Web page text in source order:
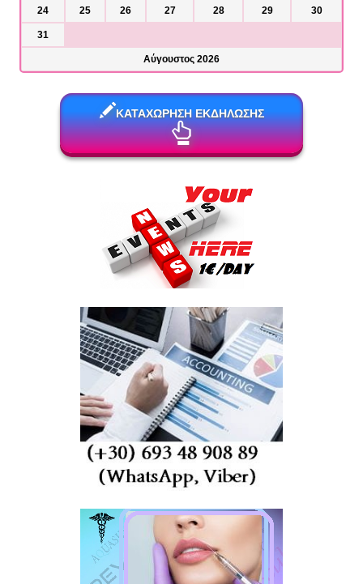
24 25 26 27 28 29 30
31
Αύγουστος 2026
ΚΑΤΑΧΩΡΗΣΗ ΕΚΔΗΛΩΣΗΣ